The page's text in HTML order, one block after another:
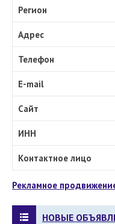
Регион
Адрес
Телефон
E-mail
Сайт
ИНН
Контактное лицо
Рекламное
НОВЫЕ